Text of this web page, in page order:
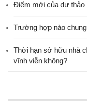
Điểm mới của dự thảo
Trường hợp nào
Thời hạn sở hữu nhà
vĩnh viễn không?